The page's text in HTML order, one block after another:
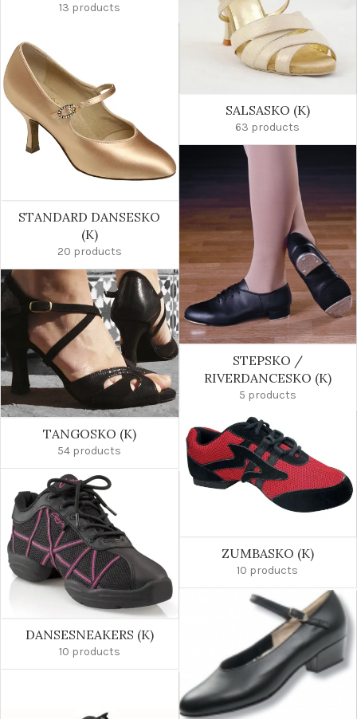
13 products
SALSASKO (K)
63 products
STANDARD DANSESKO
(K)
20 products
STEPSKO /
RIVERDANCESKO (K)
5 products
TANGOSKO (K)
54 products
ZUMBASKO (K)
10 products
DANSESNEAKERS (K)
10 products